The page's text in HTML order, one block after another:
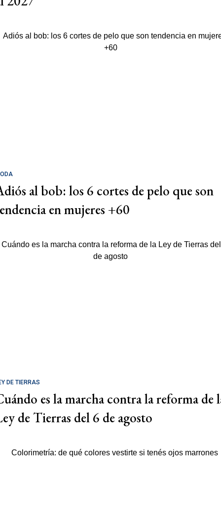
al bob: los 6 cortes de pelo que son
en mujeres +60
DE TIERRAS
es la marcha contra la reforma de
de Tierras del 6 de agosto